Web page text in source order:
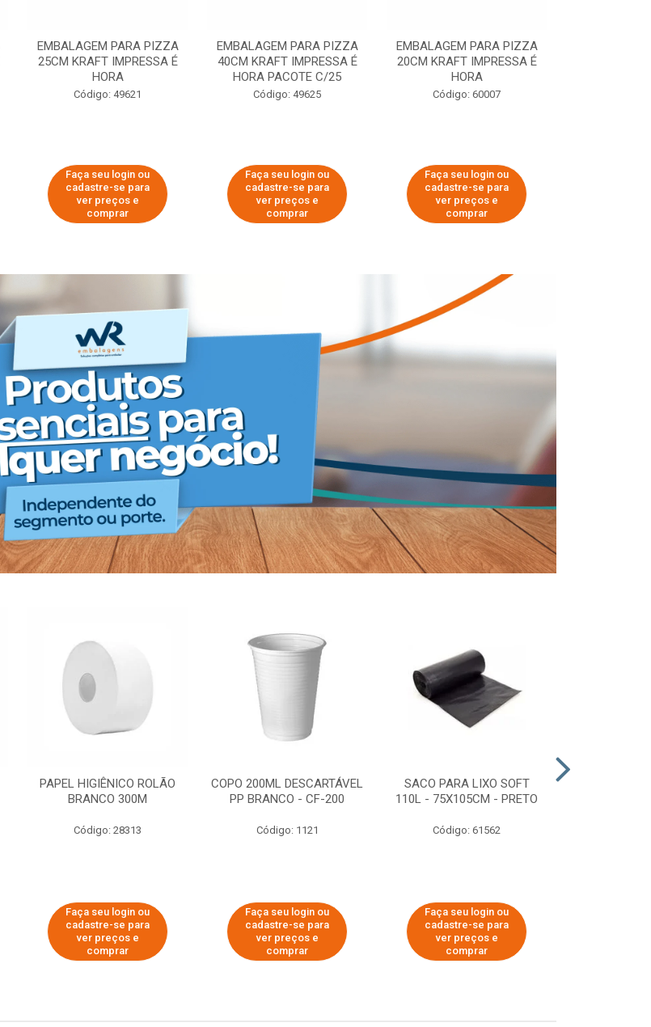
EMBALAGEM PARA PIZZA
25CM KRAFT IMPRESSA É
HORA
Código: 49621
Faça seu login ou
cadastre-se para
ver preços e
comprar
EMBALAGEM PARA PIZZA
40CM KRAFT IMPRESSA É
HORA PACOTE C/25
Código: 49625
Faça seu login ou
cadastre-se para
ver preços e
comprar
EMBALAGEM PARA PIZZA
20CM KRAFT IMPRESSA É
HORA
Código: 60007
Faça seu login ou
cadastre-se para
ver preços e
comprar
PAPEL HIGIÊNICO ROLÃO
BRANCO 300M
Código: 28313
Faça seu login ou
cadastre-se para
ver preços e
comprar
COPO 200ML DESCARTÁVEL
PP BRANCO - CF-200
Código: 1121
Faça seu login ou
cadastre-se para
ver preços e
comprar
SACO PARA LIXO SOFT
110L - 75X105CM - PRETO
Código: 61562
Faça seu login ou
cadastre-se para
ver preços e
comprar